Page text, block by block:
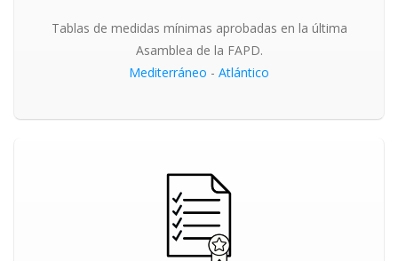
Tablas de medidas mínimas aprobadas en la última
Asamblea de la FAPD.
Mediterráneo - Atlántico